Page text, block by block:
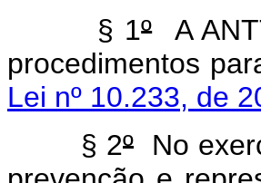
§ 1ºA
procedimentos
Lei nº 10.233, de
§ 2º No